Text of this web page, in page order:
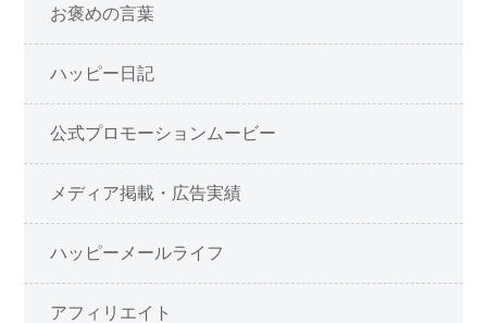
お褒めの言葉
ハッピー日記
公式プロモーションムービー
メディア掲載・広告実績
ハッピーメールライフ
アフィリエイト